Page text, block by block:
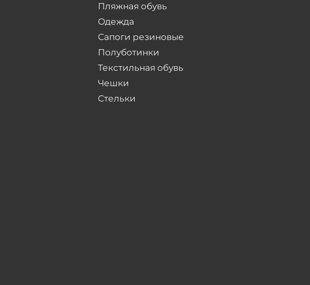
Пляжная обувь
Одежда
Сапоги резиновые
Полуботинки
Текстильная обувь
Чешки
Стельки